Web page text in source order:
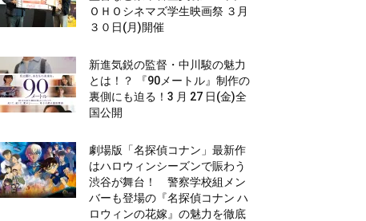
ＯＨＯシネマズ学生映画祭 ３月
３０日(月)開催
新進気鋭の監督・中川駿の魅力
とは！？ 『90メートル』制作の
裏側にも迫る！3 月 27 日(金)全
国公開
劇場版「名探偵コナン」最新作
はハロウィンシーズンで賑わう
渋谷が舞台！ 警察学校組メン
バーも登場の『名探偵コナン ハ
ロウィンの花嫁』の魅力を徹底